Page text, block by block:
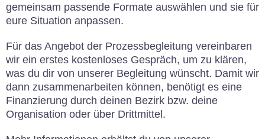
gemeinsam passende Formate auswählen und sie für
eure Situation anpassen.
Für das Angebot der Prozessbegleitung vereinbaren
wir ein erstes kostenloses Gespräch, um zu klären,
was du dir von unserer Begleitung wünscht. Damit wir
dann zusammenarbeiten können, benötigt es eine
Finanzierung durch deinen Bezirk bzw. deine
Organisation oder über Drittmittel.